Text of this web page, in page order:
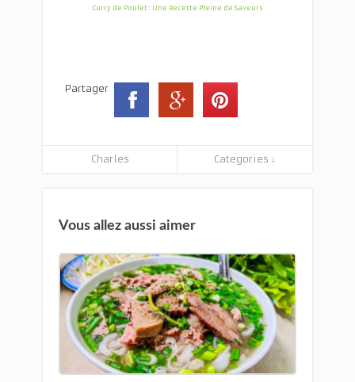
Curry de Poulet : Une Recette Pleine de Saveurs
Partager
Charles Categories ↓
Vous allez aussi aimer